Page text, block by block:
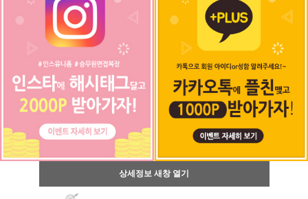
상세정보 새창 열기